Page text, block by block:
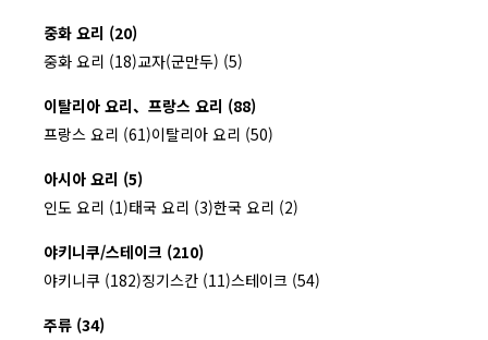
중화 요리 (20)
중화 요리 (18)교자(군만두) (5)
이탈리아 요리、프랑스 요리 (88)
프랑스 요리 (61)이탈리아 요리 (50)
아시아 요리 (5)
인도 요리 (1)태국 요리 (3)한국 요리 (2)
야키니쿠/스테이크 (210)
야키니쿠 (182)징기스칸 (11)스테이크 (54)
주류 (34)